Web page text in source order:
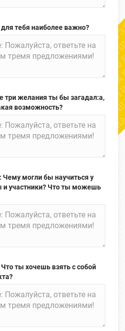
тебя наиболее важно?
три желания ты бы загадал:а,
возможность?
Чему могли бы научиться у
и участники? Что ты можешь
ты хочешь взять с собой